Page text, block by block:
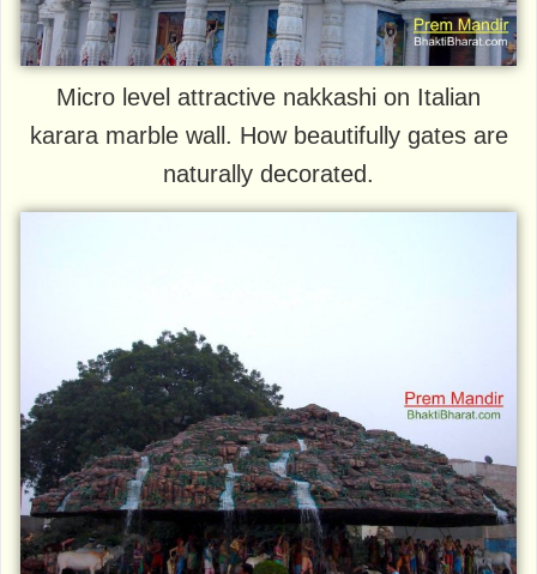
Micro level attractive nakkashi on Italian
karara marble wall. How beautifully gates are
naturally decorated.